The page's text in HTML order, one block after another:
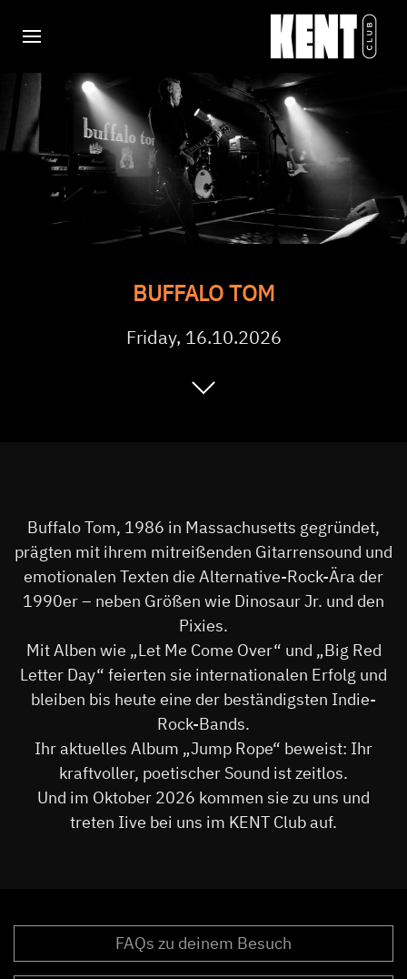
BUFFALO TOM
Friday, 16.10.2026
Buffalo Tom, 1986 in Massachusetts gegründet,
prägten mit ihrem mitreißenden Gitarrensound und
emotionalen Texten die Alternative-Rock-Ära der
1990er – neben Größen wie Dinosaur Jr. und den
Pixies.
Mit Alben wie „Let Me Come Over“ und „Big Red
Letter Day“ feierten sie internationalen Erfolg und
bleiben bis heute eine der beständigsten Indie-
Rock-Bands.
Ihr aktuelles Album „Jump Rope“ beweist: Ihr
kraftvoller, poetischer Sound ist zeitlos.
Und im Oktober 2026 kommen sie zu uns und
treten Iive bei uns im KENT Club auf.
FAQs zu deinem Besuch